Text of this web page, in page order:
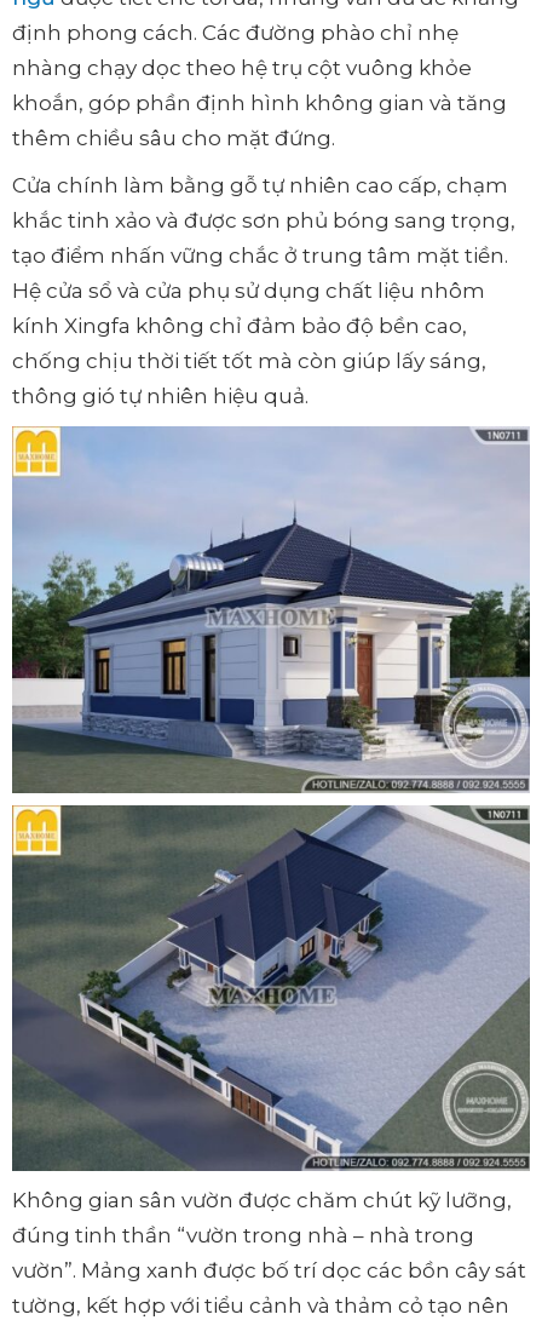
định phong cách. Các đường phào chỉ nhẹ
nhàng chạy dọc theo hệ trụ cột vuông khỏe
khoắn, góp phần định hình không gian và tăng
thêm chiều sâu cho mặt đứng.
Cửa chính làm bằng gỗ tự nhiên cao cấp, chạm
khắc tinh xảo và được sơn phủ bóng sang trọng,
tạo điểm nhấn vững chắc ở trung tâm mặt tiền.
Hệ cửa sổ và cửa phụ sử dụng chất liệu nhôm
kính Xingfa không chỉ đảm bảo độ bền cao,
chống chịu thời tiết tốt mà còn giúp lấy sáng,
thông gió tự nhiên hiệu quả.
Không gian sân vườn được chăm chút kỹ lưỡng,
đúng tinh thần “vườn trong nhà – nhà trong
vườn”. Mảng xanh được bố trí dọc các bồn cây sát
tường, kết hợp với tiểu cảnh và thảm cỏ tạo nên